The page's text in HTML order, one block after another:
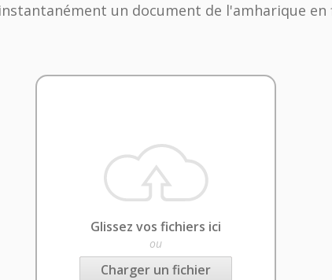
un document de l'amharique
Glissez vos fichiers ici
ou
Charger un fichier